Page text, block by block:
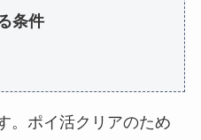
条件
。ポイ活クリアのため